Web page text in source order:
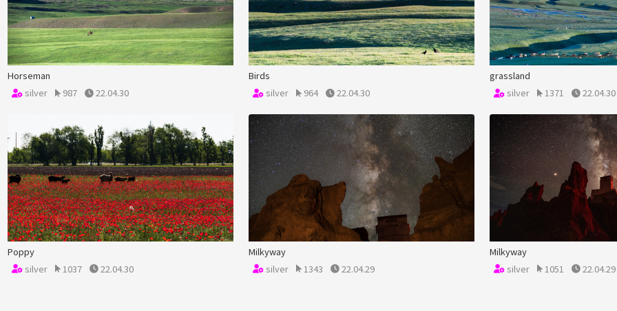
Horseman
silver
987 22.04.30
Birds
silver
964 22.04.30
grassland
silver
1371 22.04.30
Poppy
silver
1037 22.04.30
Milkyway
silver
1343 22.04.29
Milkyway
silver
1051 22.04.29